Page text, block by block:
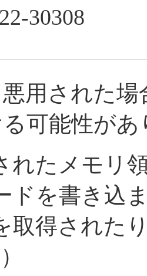
30308
用された
可能性があ
れたメモリ
ドを書き込
取得された